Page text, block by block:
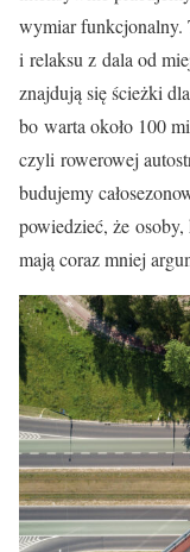
wymiar funkcjonalny.
i relaksu z dala od
znajdują się ścieżki
bo warta około 100
czyli rowerowej
budujemy
powiedzieć, że
mają coraz mniej